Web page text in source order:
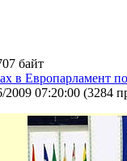
байт
в Европарламент
2009 07:20:00 (3284